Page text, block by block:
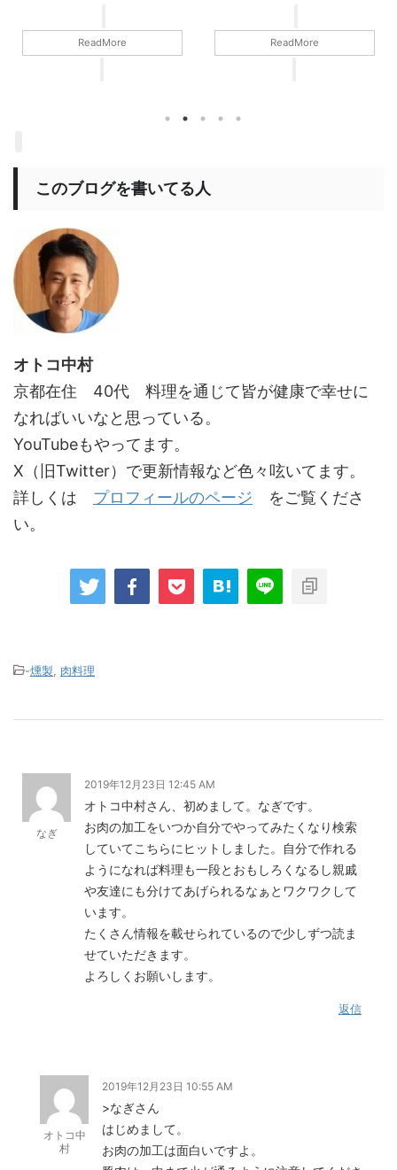
ReadMore ReadMore
このブログを書いてる人
オトコ中村
京都在住 40代 料理を通じて皆が健康で幸せに
なればいいなと思っている。
YouTubeもやってます。
X（旧Twitter）で更新情報など色々呟いてます。
詳しくは プロフィールのページ をご覧くださ
い。
-燻製 肉料理
なぎ
2019年12月23日 12:45 AM
オトコ中村さん、初めまして。なぎです。
お肉の加工をいつか自分でやってみたくなり検索
していてこちらにヒットしました。自分で作れる
ようになれば料理も一段とおもしろくなるし親戚
や友達にも分けてあげられるなぁとワクワクして
います。
たくさん情報を載せられているので少しずつ読ま
せていただきます。
よろしくお願いします。
返信
オトコ中
村
2019年12月23日 10:55 AM
>なぎさん
はじめまして。
お肉の加工は面白いですよ。